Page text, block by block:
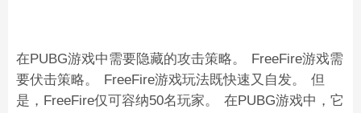
在PUBG游戏中需要隐藏的攻击策略。 FreeFire游戏需
要伏击策略。 FreeFire游戏玩法既快速又自发。 但
是，FreeFire仅可容纳50名玩家。 在PUBG游戏中，它